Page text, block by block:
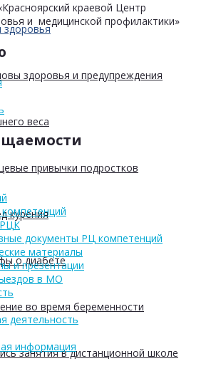
здоровья
здоровья и предупреждения
веса
привычки подростков
курения
о диабете
во время беременности
занятия в дистанционной школе
краевой Центр
и медицинской профилактики»
документы РЦ компетенций
материалы
и презентации
в МО
деятельность
информация